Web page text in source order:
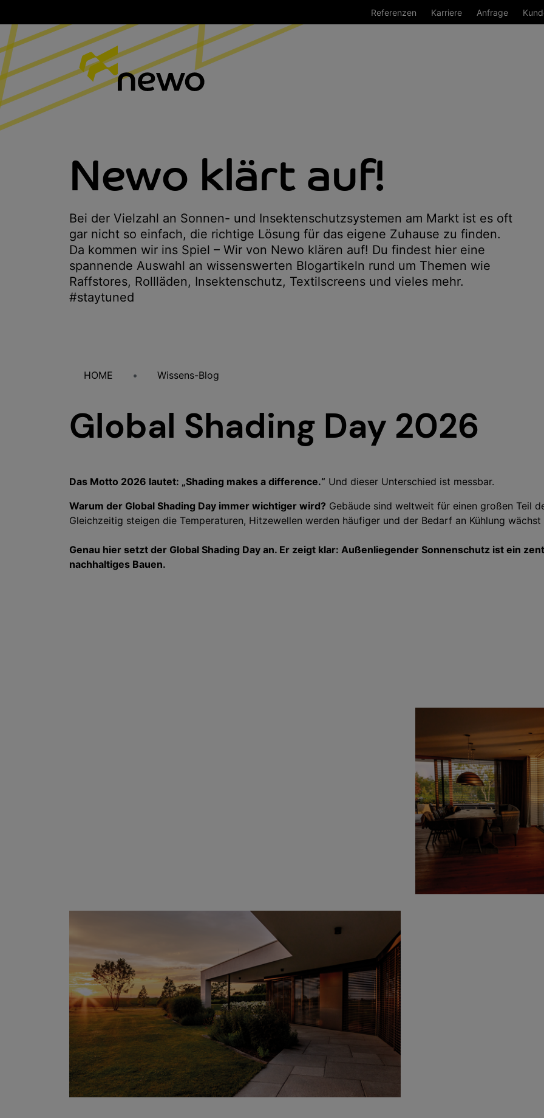
Referenzen Karriere Anfrage
Newo klärt auf!
Bei der Vielzahl an Sonnen- und Insektenschutzsystemen am Markt ist es oft
gar nicht so einfach, die richtige Lösung für das eigene Zuhause zu finden.
Da kommen wir ins Spiel – Wir von Newo klären auf! Du findest hier eine
spannende Auswahl an wissenswerten Blogartikeln rund um Themen wie
Raffstores, Rollläden, Insektenschutz, Textilscreens und vieles mehr.
#staytuned
HOME Wissens-Blog
Global Shading Day 2026
Das Motto 2026 lautet: „Shading makes a difference.“ Und dieser Unterschied ist messbar.
Warum der Global Shading Day immer wichtiger wird? Gebäude sind weltweit für einen großen Teil
Gleichzeitig steigen die Temperaturen, Hitzewellen werden häufiger und der Bedarf an Kühlung
Genau hier setzt der Global Shading Day an. Er zeigt klar: Außenliegender Sonnenschutz ist ein
nachhaltiges Bauen.